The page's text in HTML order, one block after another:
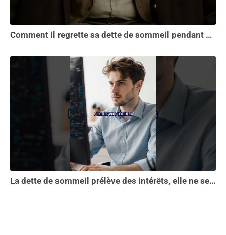
Comment il regrette sa dette de sommeil pendant 30 ans.
La dette de sommeil prélève des intérêts, elle ne se solde pas en une seule nuit...